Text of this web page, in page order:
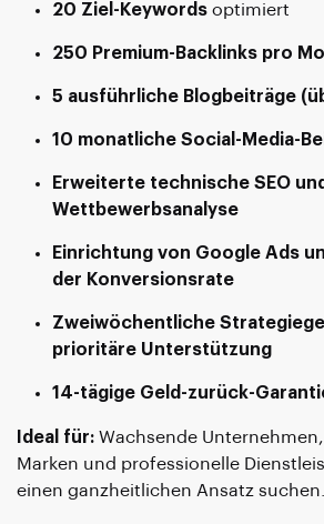
20 Ziel-Keywords optimiert
250 Premium-Backlinks pro
5 ausführliche Blogbeiträge
10 monatliche Social-Media-
Erweiterte technische SEO und
Wettbewerbsanalyse
Einrichtung von Google Ads
der Konversionsrate
Zweiwöchentliche
prioritäre Unterstützung
14-tägige Geld-zurück-
Ideal für: Wachsende
Marken und professionelle
einen ganzheitlichen Ansatz suchen.